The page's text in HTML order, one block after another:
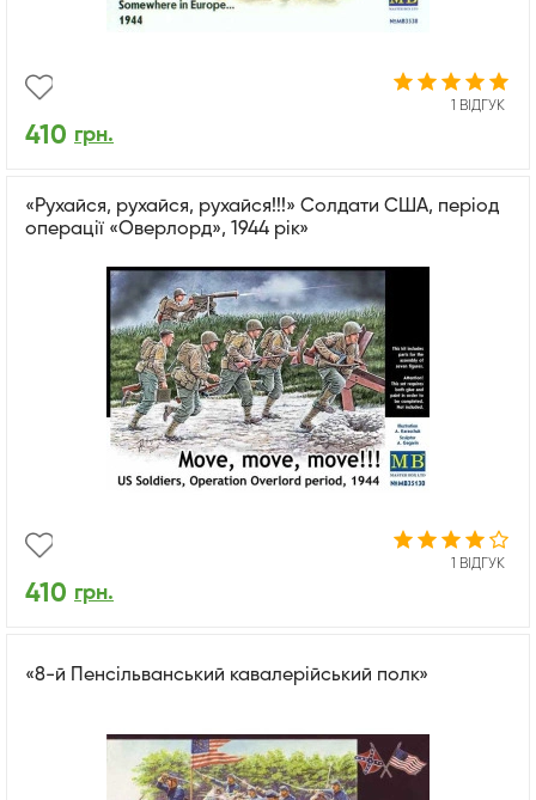
1 ВІДГУК
410 грн.
«Рухайся, рухайся, рухайся!!!» Солдати США, період
операції «Оверлорд», 1944 рік»
1 ВІДГУК
410 грн.
«8-й Пенсільванський кавалерійський полк»